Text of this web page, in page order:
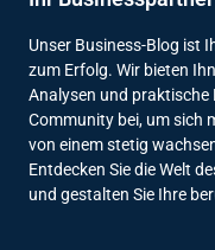
Unser Business-Blog ist
zum Erfolg. Wir bieten
Analysen und praktische
Community bei, um sich
von einem stetig
Entdecken Sie die Welt
und gestalten Sie Ihre